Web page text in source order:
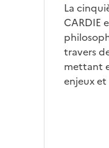
Corps
La
CARDIE
travers
mettant
enjeux et